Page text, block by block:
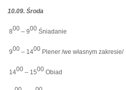
10.09. Środa
800 – 900 Śniadanie
900 – 1400 Plener /we własnym zakresie/
1400 – 1500 Obiad